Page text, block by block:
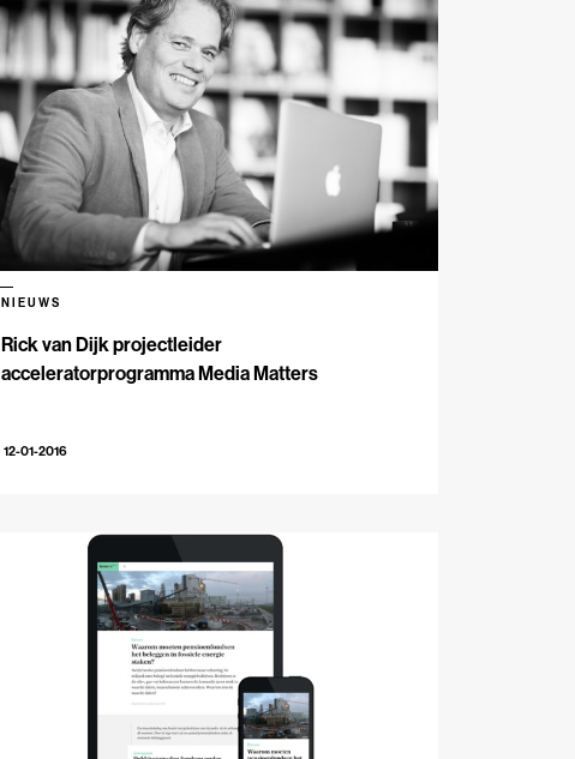
Rick van Dijk projectleider
acceleratorprogramma Media Matters
NIEUWS
12-01-2016